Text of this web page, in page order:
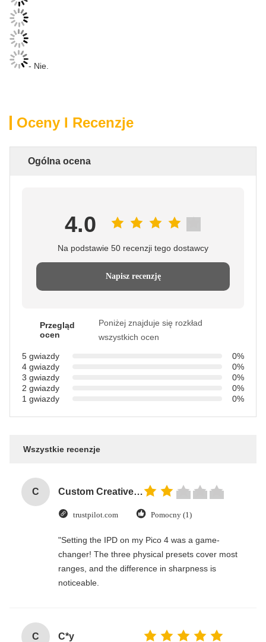
- Nie.
Oceny I Recenzje
Ogólna ocena
4.0
Na podstawie 50 recenzji tego dostawcy
Napisz recenzję
Przegląd
ocen
Poniżej znajduje się rozkład
wszystkich ocen
5 gwiazdy
0%
4 gwiazdy
0%
3 gwiazdy
0%
2 gwiazdy
0%
1 gwiazdy
0%
Wszystkie recenzje
C Custom Creative Goodie Christmas Kraft Paper Gift Bag with Your Own Logo for Xmas Decorative Party
trustpilot.com Pomocny (1)
"Setting the IPD on my Pico 4 was a game-
changer! The three physical presets cover most
ranges, and the difference in sharpness is
noticeable.
C C*y